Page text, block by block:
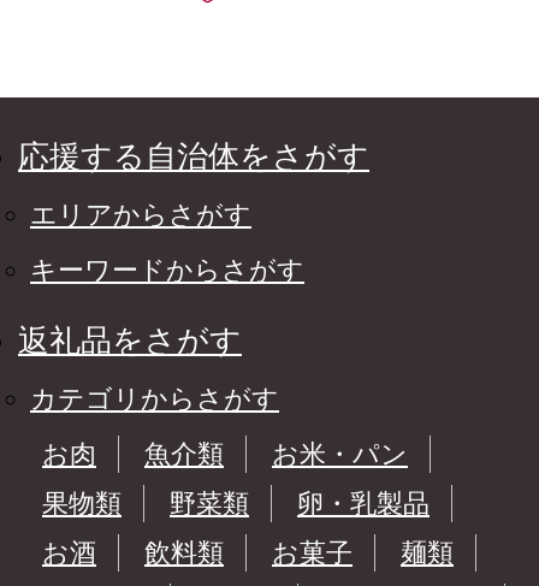
応援する自治体をさがす
エリアからさがす
キーワードからさがす
返礼品をさがす
カテゴリからさがす
お肉
魚介類
お米・パン
果物類
野菜類
卵・乳製品
お酒
飲料類 お菓子
麺類